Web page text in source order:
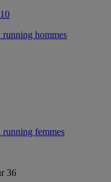
running hommes
running femmes
36